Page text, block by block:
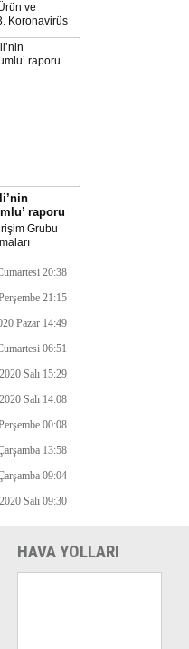
ve
Koronavirüs
üretime devam
geçti.
ay
raporu
Grubu
Bursa’nın
için
20:38
21:15
Pazar 14:49
06:51
Salı 15:29
Salı 14:08
00:08
13:58
09:04
Salı 09:30
HAVA YOLLARI